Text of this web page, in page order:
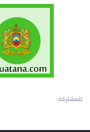
للمشاركة: